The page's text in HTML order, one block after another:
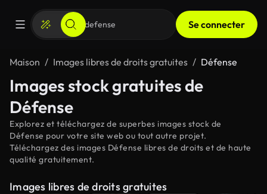
Se connecter
Maison Images libres de droits gratuites Défense
Images stock gratuites de
Défense
Explorez et téléchargez de superbes images stock de
Défense pour votre site web ou tout autre projet.
Téléchargez des images Défense libres de droits et de haute
qualité gratuitement.
Images libres de droits gratuites